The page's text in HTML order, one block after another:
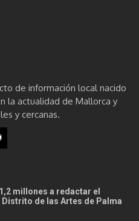
de información local nacido
la actualidad de Mallorca y
y cercanas.
millones a redactar el
de las Artes de Palma